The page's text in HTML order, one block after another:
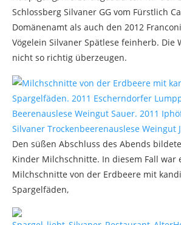
Schlossberg Silvaner GG vom Fürstlich
Domänenamt als auch den 2012
Vögelein Silvaner Spätlese feinherb. Die
nicht so richtig überzeugen.
Den süßen Abschluss des Abends
Kinder Milchschnitte. In diesem Fall war
Milchschnitte von der Erdbeere mit
Spargelfäden,